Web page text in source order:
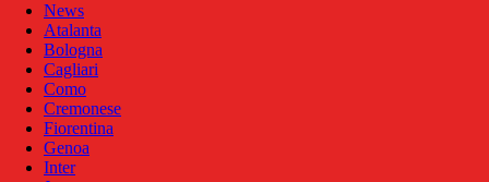
News
Atalanta
Bologna
Cagliari
Como
Cremonese
Fiorentina
Genoa
Inter